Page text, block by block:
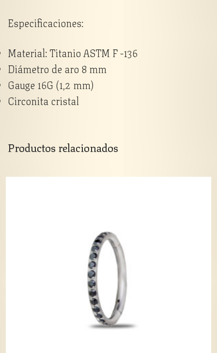
Especificaciones:
Material: Titanio ASTM F -136
Diámetro de aro 8 mm
Gauge 16G (1,2 mm)
Circonita cristal
Productos relacionados